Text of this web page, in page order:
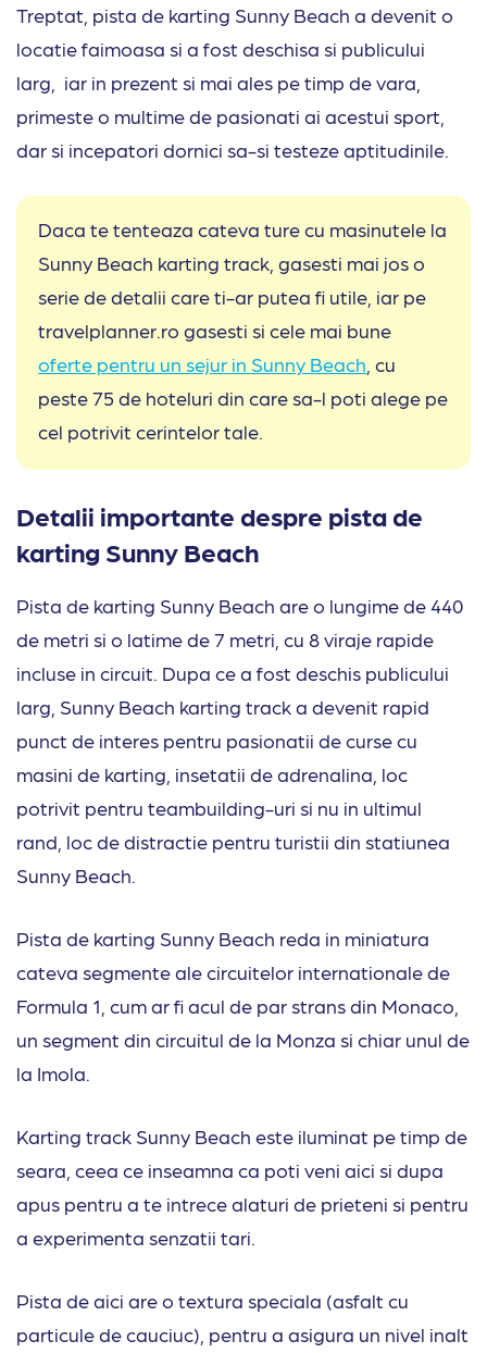
Treptat, pista de karting Sunny Beach a devenit o
locatie faimoasa si a fost deschisa si publicului
larg, iar in prezent si mai ales pe timp de vara,
primeste o multime de pasionati ai acestui sport,
dar si incepatori dornici sa-si testeze aptitudinile.
Daca te tenteaza cateva ture cu masinutele la
Sunny Beach karting track, gasesti mai jos o
serie de detalii care ti-ar putea fi utile, iar pe
travelplanner.ro gasesti si cele mai bune
oferte pentru un sejur in Sunny Beach , cu
peste 75 de hoteluri din care sa-l poti alege pe
cel potrivit cerintelor tale.
Detalii importante despre pista de
karting Sunny Beach
Pista de karting Sunny Beach are o lungime de 440
de metri si o latime de 7 metri, cu 8 viraje rapide
incluse in circuit. Dupa ce a fost deschis publicului
larg, Sunny Beach karting track a devenit rapid
punct de interes pentru pasionatii de curse cu
masini de karting, insetatii de adrenalina, loc
potrivit pentru teambuilding-uri si nu in ultimul
rand, loc de distractie pentru turistii din statiunea
Sunny Beach.
Pista de karting Sunny Beach reda in miniatura
cateva segmente ale circuitelor internationale de
Formula 1, cum ar fi acul de par strans din Monaco,
un segment din circuitul de la Monza si chiar unul de
la Imola.
Karting track Sunny Beach este iluminat pe timp de
seara, ceea ce inseamna ca poti veni aici si dupa
apus pentru a te intrece alaturi de prieteni si pentru
a experimenta senzatii tari.
Pista de aici are o textura speciala (asfalt cu
particule de cauciuc), pentru a asigura un nivel inalt